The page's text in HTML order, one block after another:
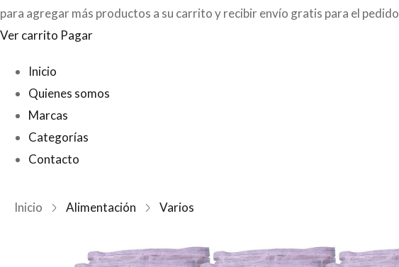
para agregar más productos a su carrito y recibir envío gratis para el pedido
Ver carrito Pagar
Inicio
Quienes somos
Marcas
Categorías
Contacto
Inicio Alimentación Varios